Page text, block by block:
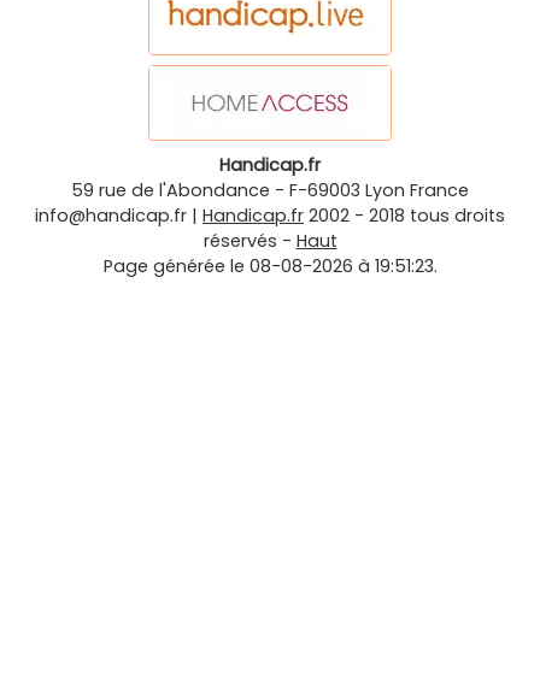
Handicap.fr
59 rue de l'Abondance - F-69003 Lyon France
info@handicap.fr | Handicap.fr 2002 - 2018 tous droits
réservés - Haut
Page générée le 08-08-2026 à 19:51:23.